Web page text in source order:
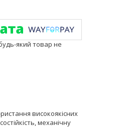
який товар не
високоякісних
механічну